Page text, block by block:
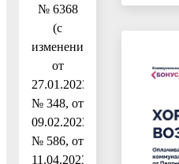
№ 6368
(с
изменениями
от
27.01.2023
№ 348, от
09.02.2023
№ 586, от
11.04.2023